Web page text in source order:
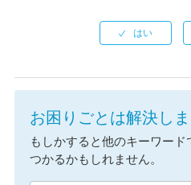
お困りごとは解決し
もしかすると他のキーワー
つかるかもしれません。